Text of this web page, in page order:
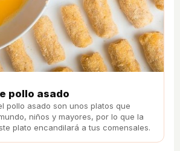
pollo asado
pollo asado son unos platos que
niños y mayores, por lo que la
plato encandilará a tus comensales.